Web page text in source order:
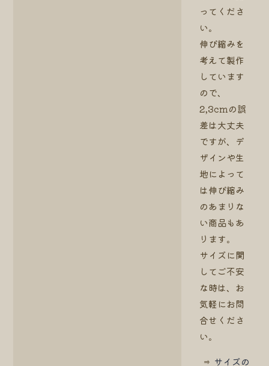
ってくださ
い。
伸び縮みを
考えて製作
しています
ので、
2,3cmの誤
差は大丈夫
ですが、デ
ザインや生
地によって
は伸び縮み
のあまりな
い商品もあ
ります。
サイズに関
してご不安
な時は、お
気軽にお問
合せくださ
い。
⇒ サイズの